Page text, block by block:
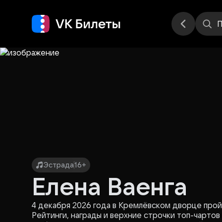
Эстрада16+
Елена Ваенга
4 декабря 2026 года в Кремлёвском дворце
Рейтинги, награды и верхние строчки топ-